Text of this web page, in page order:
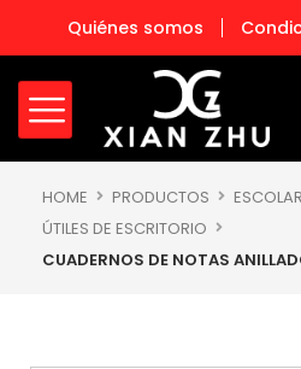
contenido
Quiénes somos
HOME PRODUCTOS ESCOLAR
ÚTILES DE ESCRITORIO
CUADERNOS DE NOTAS